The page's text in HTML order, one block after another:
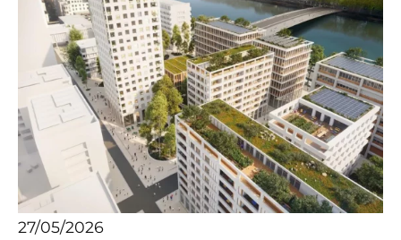
27/05/2026